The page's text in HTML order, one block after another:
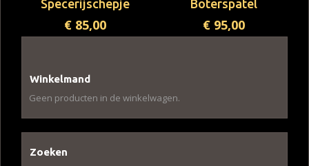
Specerijschepje
€ 85,00
Boterspatel
€95,00
Winkelmand
Geen producten in de winkelwagen.
Zoeken